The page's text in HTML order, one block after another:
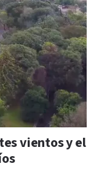
vientos y el